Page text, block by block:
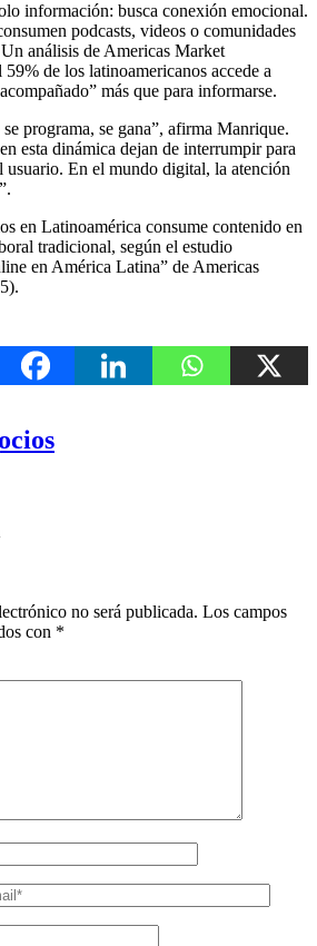
información: busca conexión emocional.
podcasts, videos o comunidades
análisis de Americas Market
de los latinoamericanos accede a
más que para informarse.
programa, se gana”, afirma Manrique.
esta dinámica dejan de interrumpir para
usuario. En el mundo digital, la atención
en Latinoamérica consume contenido en
tradicional, según el estudio
en América Latina” de Americas
no será publicada. Los campos
con *